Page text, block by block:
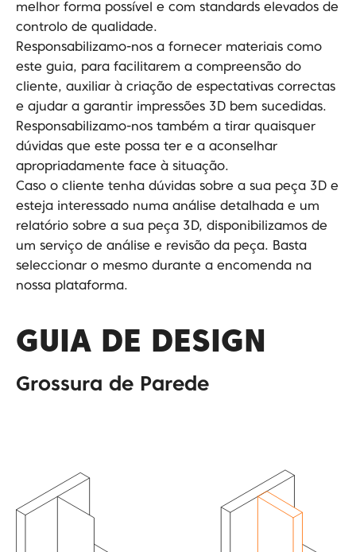
melhor forma possível e com standards elevados de
controlo de qualidade.
Responsabilizamo-nos a fornecer materiais como
este guia, para facilitarem a compreensão do
cliente, auxiliar à criação de espectativas correctas
e ajudar a garantir impressões 3D bem sucedidas.
Responsabilizamo-nos também a tirar quaisquer
dúvidas que este possa ter e a aconselhar
apropriadamente face à situação.
Caso o cliente tenha dúvidas sobre a sua peça 3D e
esteja interessado numa análise detalhada e um
relatório sobre a sua peça 3D, disponibilizamos de
um serviço de análise e revisão da peça. Basta
seleccionar o mesmo durante a encomenda na
nossa plataforma.
GUIA DE DESIGN
Grossura de Parede